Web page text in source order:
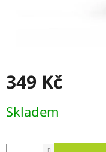
349 Kč
cena:
Skladem